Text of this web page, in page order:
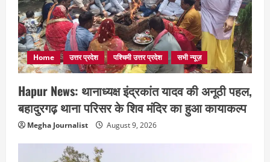
Home उत्तर प्रदेश पश्चिमी उत्तर प्रदेश सभी न्यूज़
Hapur News: थानाध्यक्ष इंद्रकांत यादव की अनूठी पहल,
बहादुरगढ़ थाना परिसर के शिव मंदिर का हुआ कायाकल्प
Megha Journalist August 9, 2026